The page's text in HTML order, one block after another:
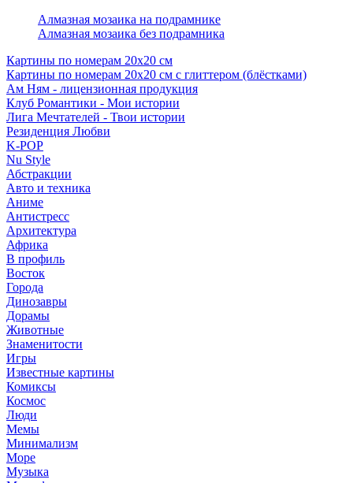
Алмазная мозаика на подрамнике
Алмазная мозаика без подрамника
Картины по номерам 20х20 см
Картины по номерам 20х20 см с глиттером (блёстками)
Ам Ням - лицензионная продукция
Клуб Романтики - Мои истории
Лига Мечтателей - Твои истории
Резиденция Любви
K-POP
Nu Style
Абстракции
Авто и техника
Аниме
Антистресс
Архитектура
Африка
В профиль
Восток
Города
Динозавры
Дорамы
Животные
Знаменитости
Игры
Известные картины
Комиксы
Космос
Люди
Мемы
Минимализм
Море
Музыка